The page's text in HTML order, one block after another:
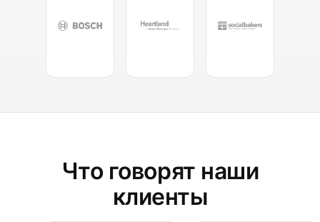
Что говорят наши
клиенты